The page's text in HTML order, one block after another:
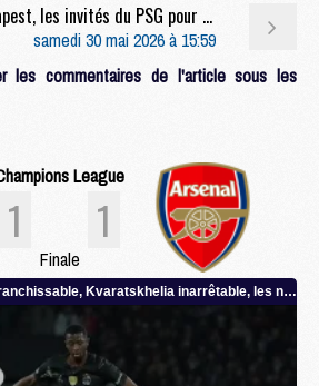
Match : Du Parc à Budapest, les invités du PSG pour la finale face à Arsenal
samedi 30 mai 2026 à 15:59
les commentaires de l'article sous les
League
1 1
Finale